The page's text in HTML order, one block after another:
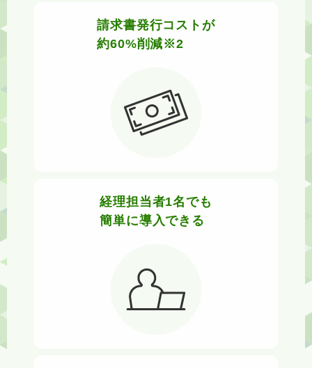
請求書発行コストが
約60%削減※2
経理担当者1名でも
簡単に導入できる